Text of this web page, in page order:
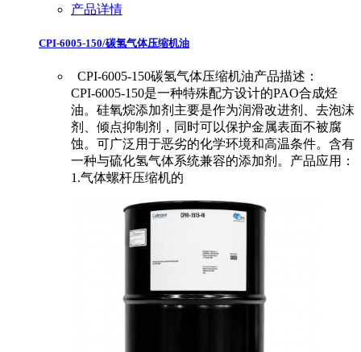
产品详情
CPI-6005-150/碳氢气体压缩机油
CPI-6005-150碳氢气体压缩机油产品描述：
CPI-6005-150是一种特殊配方设计的PAO合成烃
油。硅氧烷添加剂主要是作为润滑改进剂、去泡沫
剂、倾点抑制剂，同时可以保护金属表面不被腐
蚀。可广泛用于恶劣的化学环境和高温条件。含有
一种与硫化氢气体系统兼容的添加剂。产品应用：
1.气体螺杆压缩机的